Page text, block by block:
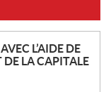
L’AIDE DE
DE LA CAPITALE